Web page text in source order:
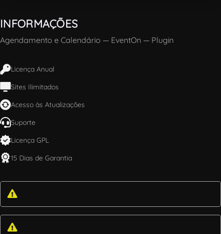
INFORMAÇÕES
Agendamento e Calendário — EventOn — Plugin
Licença Anual
Sites Ilimitados
Acesso às Atualizações
Suporte
Licença GPL
15 Dias de Garantia